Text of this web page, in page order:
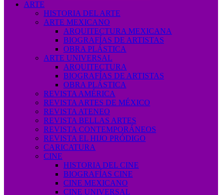
ARTE
HISTORIA DEL ARTE
ARTE MEXICANO
ARQUITECTURA MEXICANA
BIOGRAFÍAS DE ARTISTAS
OBRA PLÁSTICA
ARTE UNIVERSAL
ARQUITECTURA
BIOGRAFÍAS DE ARTISTAS
OBRA PLÁSTICA
REVISTA AMÉRICA
REVISTA ARTES DE MÉXICO
REVISTA ATENEO
REVISTA BELLAS ARTES
REVISTA CONTEMPORÁNEOS
REVISTA EL HIJO PRÓDIGO
CARICATURA
CINE
HISTORIA DEL CINE
BIOGRAFÍAS CINE
CINE MEXICANO
CINE UNIVERSAL